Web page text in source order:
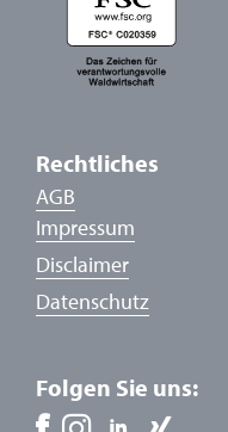
Rechtliches
AGB
Impressum
Disclaimer
Datenschutz
Folgen Sie uns: